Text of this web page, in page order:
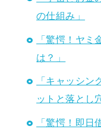
の仕組み」
「驚愕！ヤミ
は？」
「キャッシン
ットと落とし
「驚愕！即